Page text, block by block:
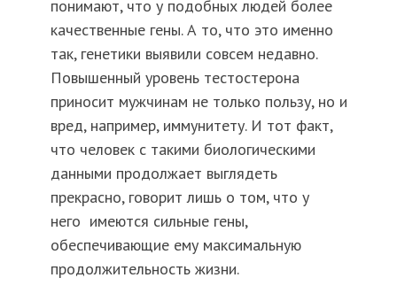
понимают, что у подобных людей более
качественные гены. А то, что это именно
так, генетики выявили совсем недавно.
Повышенный уровень тестостерона
приносит мужчинам не только пользу, но и
вред, например, иммунитету. И тот факт,
что человек с такими биологическими
данными продолжает выглядеть
прекрасно, говорит лишь о том, что у
него имеются сильные гены,
обеспечивающие ему максимальную
продолжительность жизни.